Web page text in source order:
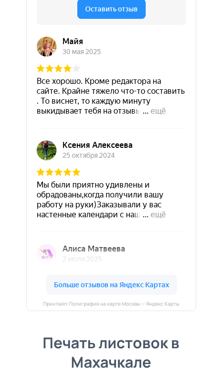
Принтайп-Полиграфия на карте Москвы — Яндекс Карты
Печать листовок в
Махачкале